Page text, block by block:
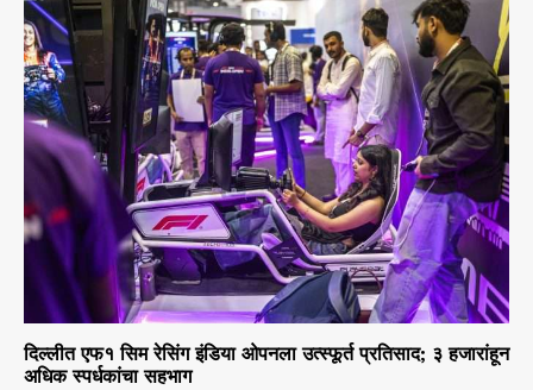
दिल्लीत एफ१ सिम रेसिंग इंडिया ओपनला उत्स्फूर्त प्रतिसाद; ३ हजारांहून
अधिक स्पर्धकांचा सहभाग